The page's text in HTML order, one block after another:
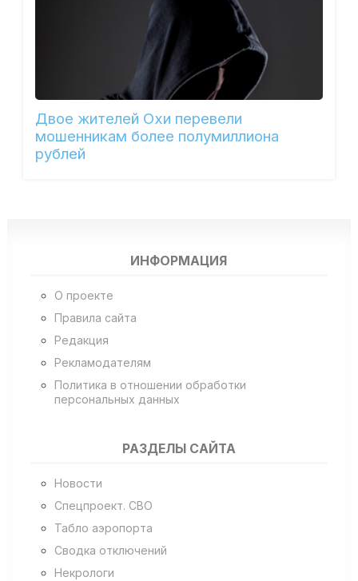
Двое жителей Охи перевели
мошенникам более полумиллиона
рублей
ИНФОРМАЦИЯ
О проекте
Правила сайта
Редакция
Рекламодателям
Политика в отношении обработки
персональных данных
РАЗДЕЛЫ САЙТА
Новости
Спецпроект. СВО
Табло аэропорта
Сводка отключений
Некрологи